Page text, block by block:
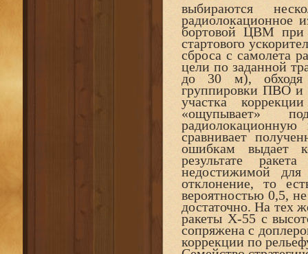
выбираются
радиолокационное
бортовой ЦВМ при
стартового
сброса с самолета
цели по заданной
до 30 м), обходя
группировки ПВО и
участка
«ощупывает»
сравнивает
ошибкам выдает
результате
недостижимой для
отклонение, то
вероятностью 0,5,
достаточно. На тех
ракеты Х-55 с
сопряжена с
коррекции по